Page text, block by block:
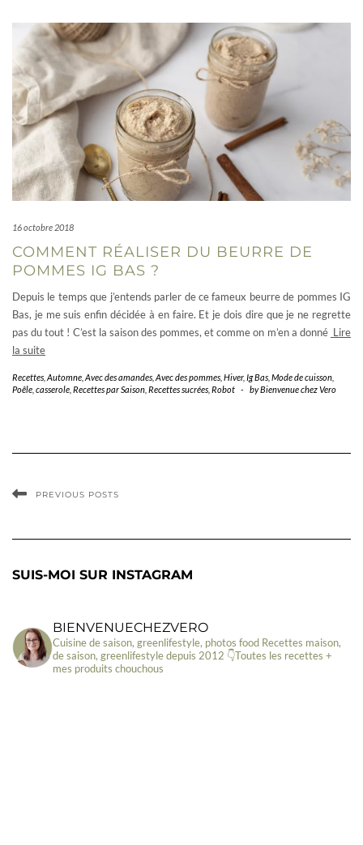
16 octobre 2018
COMMENT RÉALISER DU BEURRE DE
POMMES IG BAS ?
Depuis le temps que j’entends parler de ce fameux beurre de pommes IG
Bas, je me suis enfin décidée à en faire. Et je dois dire que je ne regrette
pas du tout ! C’est la saison des pommes, et comme on m’en a donné Lire
la suite
Recettes Automne Avec des amandes Avec des pommes Hiver, Ig Bas Mode de cuisson
Poêle, casserole Recettes par Saison Recettes sucrées Robot - byBienvenue chez Vero
PREVIOUS POSTS
SUIS-MOI SUR INSTAGRAM
BIENVENUECHEZVERO
Cuisine de saison, greenlifestyle, photos food Recettes maison,
de saison, greenlifestyle depuis 2012 👇Toutes les recettes +
mes produits chouchous